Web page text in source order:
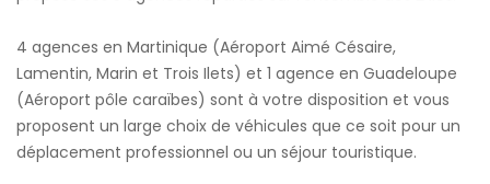
4 agences en Martinique (Aéroport Aimé Césaire,
Lamentin, Marin et Trois Ilets) et 1 agence en Guadeloupe
(Aéroport pôle caraïbes) sont à votre disposition et vous
proposent un large choix de véhicules que ce soit pour un
déplacement professionnel ou un séjour touristique.